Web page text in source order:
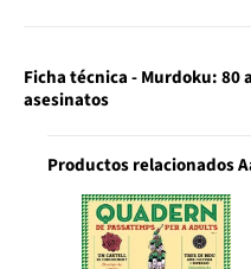
Ficha técnica - Murdoku: 80
asesinatos
Productos relacionados